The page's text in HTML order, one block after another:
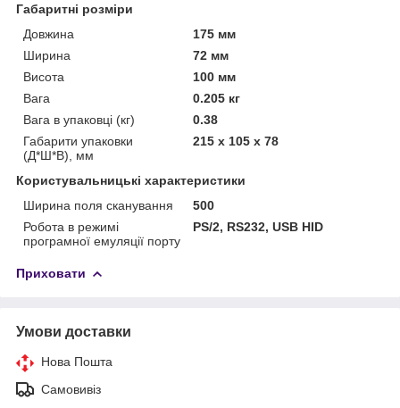
Габаритні розміри
Довжина
175 мм
Ширина
72 мм
Висота
100 мм
Вага
0.205 кг
Вага в упаковці (кг)
0.38
Габарити упаковки
(Д*Ш*В), мм
215 х 105 х 78
Користувальницькі характеристики
Ширина поля сканування
500
Робота в режимі
програмної емуляції порту
PS/2, RS232, USB HID
Приховати
Умови доставки
Нова Пошта
Самовивіз